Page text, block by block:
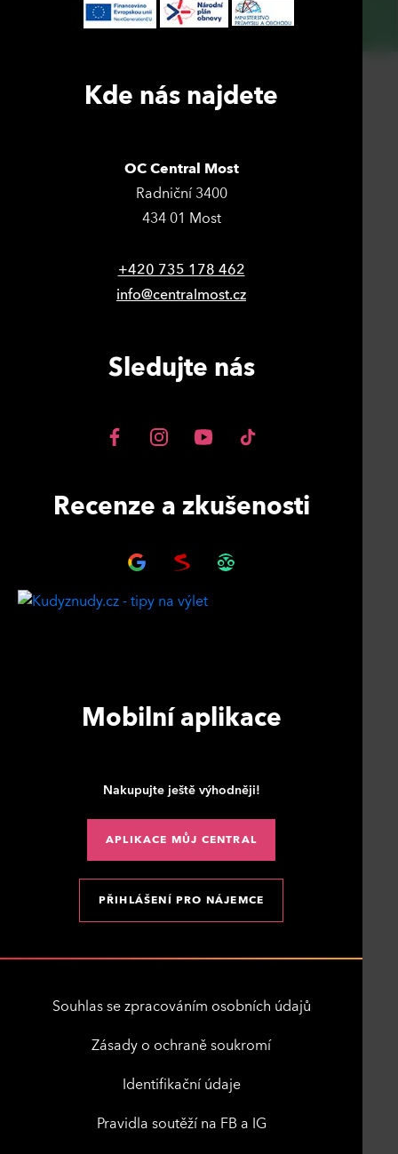
Kde nás najdete
OC Central Most
Radniční 3400
434 01 Most
+420 735 178 462
info@centralmost.cz
Sledujte nás
Recenze a zkušenosti
Mobilní aplikace
Nakupujte ještě výhodněji!
APLIKACE MŮJ CENTRAL
PŘIHLÁŠENÍ PRO NÁJEMCE
Souhlas se zpracováním osobních údajů
Zásady o ochraně soukromí
Identifikační údaje
Pravidla soutěží na FB a IG